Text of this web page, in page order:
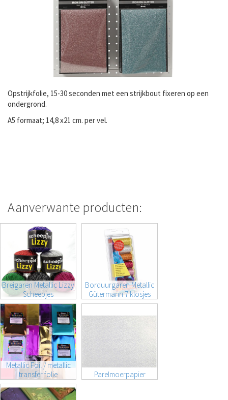
Opstrijkfolie, 15-30 seconden met een strijkbout fixeren op een
ondergrond.
A5 formaat; 14,8 x21 cm. per vel.
Aanverwante producten:
Breigaren Metallic Lizzy
Scheepjes
Borduurgaren Metallic
Gütermann 7 klosjes
Metallic Foil / metallic
transfer folie
Parelmoerpapier